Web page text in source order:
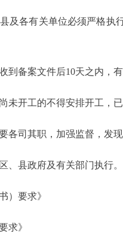
各有关单位必须严格执
备案文件后10天之内，有
开工的不得安排开工，已
司其职，加强监督，发现
县政府及有关部门执行。
要求》
求》